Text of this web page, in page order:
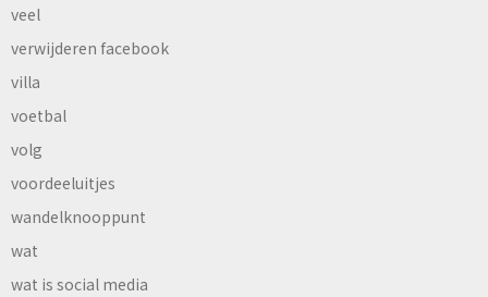
veel
verwijderen facebook
villa
voetbal
volg
voordeeluitjes
wandelknooppunt
wat
wat is social media